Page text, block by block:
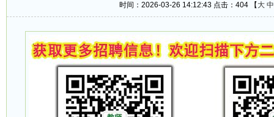
时间：2026-03-26 14:12:43 点击： 404 【 大 中